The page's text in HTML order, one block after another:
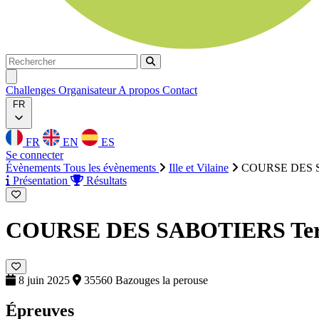
Rechercher
Rechercher
Challenges OrganisateurA propos Contact
FR
FR EN
ES
Se connecter
Évènements Tous les évènements Ille et Vilaine
COURSE DES
Présentation
Résultats
COURSE DES SABOTIERS
8 juin 2025 35560 Bazouges la perouse
Épreuves